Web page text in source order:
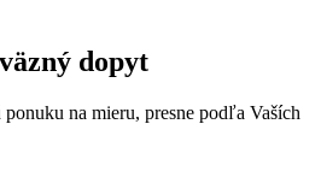
dopyt
na mieru, presne podľa Vaších